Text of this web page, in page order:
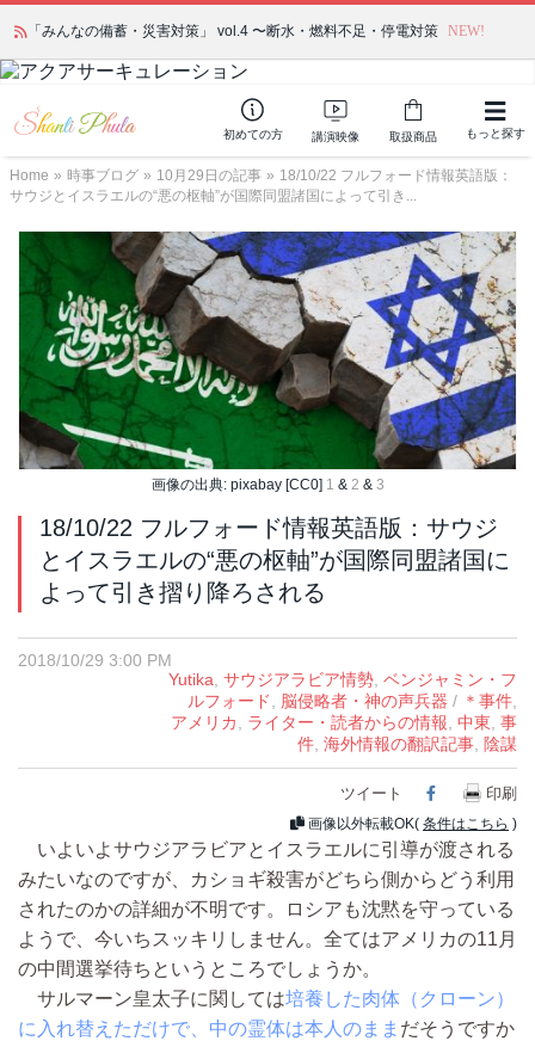
「みんなの備蓄・災害対策」 vol.4 〜断水・燃料不足・停電対策 NEW!
初めての方 講演映像 取扱商品 もっと探す
Home » 時事ブログ » 10月29日の記事 » 18/10/22 フルフォード情報英語版：
サウジとイスラエルの“悪の枢軸”が国際同盟諸国によって引き...
画像の出典: pixabay [CC0] 1 & 2 & 3
18/10/22 フルフォード情報英語版：サウジ
とイスラエルの“悪の枢軸”が国際同盟諸国に
よって引き摺り降ろされる
2018/10/29 3:00 PM
Yutika, サウジアラビア情勢, ベンジャミン・フ
ルフォード, 脳侵略者・神の声兵器 / ＊事件,
アメリカ, ライター・読者からの情報, 中東, 事
件, 海外情報の翻訳記事, 陰謀
ツイート Facebook
印刷
画像以外転載OK( 条件はこちら )
いよいよサウジアラビアとイスラエルに引導が渡される
みたいなのですが、カショギ殺害がどちら側からどう利用
されたのかの詳細が不明です。ロシアも沈黙を守っている
ようで、今いちスッキリしません。全てはアメリカの11月
の中間選挙待ちというところでしょうか。
サルマーン皇太子に関しては培養した肉体（クローン）
に入れ替えただけで、中の霊体は本人のまま だそうですか